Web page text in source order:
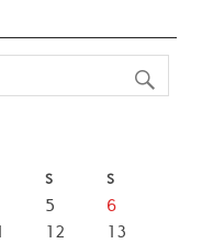
S S
5
6
12
13